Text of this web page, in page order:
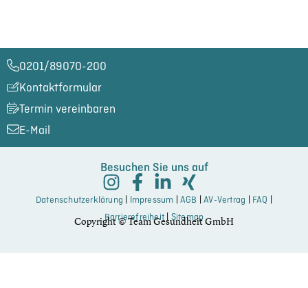
0201/89070-200​
Kontaktformular
Termin vereinbaren
E-Mail
Besuchen Sie uns auf
Datenschutzerklärung | Impressum |AGB |AV-Vertrag | FAQ |
Barrierefreiheit | Sitemap
Copyright © Team Gesundheit GmbH